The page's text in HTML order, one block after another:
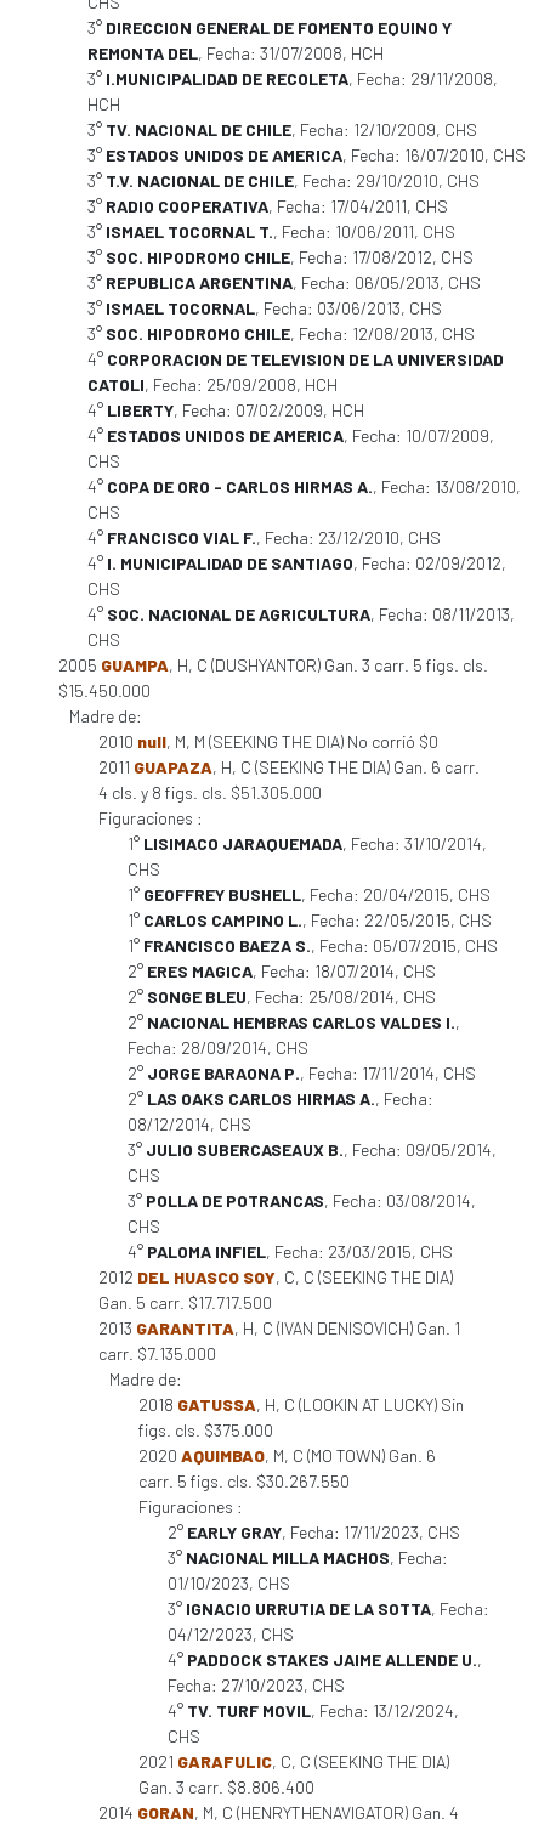
3° DIRECCION GENERAL DE FOMENTO EQUINO Y
REMONTA DEL, Fecha: 31/07/2008, HCH
3° I.MUNICIPALIDAD DE RECOLETA, Fecha: 29/11/2008,
HCH
3° TV. NACIONAL DE CHILE, Fecha: 12/10/2009, CHS
3° ESTADOS UNIDOS DE AMERICA, Fecha: 16/07/2010, CHS
3° T.V. NACIONAL DE CHILE, Fecha: 29/10/2010, CHS
3° RADIO COOPERATIVA, Fecha: 17/04/2011, CHS
3° ISMAEL TOCORNAL T., Fecha: 10/06/2011, CHS
3° SOC. HIPODROMO CHILE, Fecha: 17/08/2012, CHS
3° REPUBLICA ARGENTINA, Fecha: 06/05/2013, CHS
3° ISMAEL TOCORNAL, Fecha: 03/06/2013, CHS
3° SOC. HIPODROMO CHILE, Fecha: 12/08/2013, CHS
4° CORPORACION DE TELEVISION DE LA UNIVERSIDAD
CATOLI, Fecha: 25/09/2008, HCH
4° LIBERTY, Fecha: 07/02/2009, HCH
4° ESTADOS UNIDOS DE AMERICA, Fecha: 10/07/2009,
CHS
4° COPA DE ORO - CARLOS HIRMAS A., Fecha: 13/08/2010,
CHS
4° FRANCISCO VIAL F., Fecha: 23/12/2010, CHS
4° I. MUNICIPALIDAD DE SANTIAGO, Fecha: 02/09/2012,
CHS
4° SOC. NACIONAL DE AGRICULTURA, Fecha: 08/11/2013,
CHS
2005 GUAMPA, H, C (DUSHYANTOR) Gan. 3 carr. 5 figs. cls.
$15.450.000
Madre de:
2010 null, M, M (SEEKING THE DIA) No corrió $0
2011 GUAPAZA, H, C (SEEKING THE DIA) Gan. 6 carr.
4 cls. y 8 figs. cls. $51.305.000
Figuraciones :
1° LISIMACO JARAQUEMADA, Fecha: 31/10/2014,
CHS
1° GEOFFREY BUSHELL, Fecha: 20/04/2015, CHS
1° CARLOS CAMPINO L., Fecha: 22/05/2015, CHS
1° FRANCISCO BAEZA S., Fecha: 05/07/2015, CHS
2° ERES MAGICA, Fecha: 18/07/2014, CHS
2° SONGE BLEU, Fecha: 25/08/2014, CHS
2° NACIONAL HEMBRAS CARLOS VALDES I.,
Fecha: 28/09/2014, CHS
2° JORGE BARAONA P., Fecha: 17/11/2014, CHS
2° LAS OAKS CARLOS HIRMAS A., Fecha:
08/12/2014, CHS
3° JULIO SUBERCASEAUX B., Fecha: 09/05/2014,
CHS
3° POLLA DE POTRANCAS, Fecha: 03/08/2014,
CHS
4° PALOMA INFIEL, Fecha: 23/03/2015, CHS
2012 DEL HUASCO SOY, C, C (SEEKING THE DIA)
Gan. 5 carr. $17.717.500
2013 GARANTITA, H, C (IVAN DENISOVICH) Gan. 1
carr. $7.135.000
Madre de:
2018 GATUSSA, H, C (LOOKIN AT LUCKY) Sin
figs. cls. $375.000
2020 AQUIMBAO, M, C (MO TOWN) Gan. 6
carr. 5 figs. cls. $30.267.550
Figuraciones :
2° EARLY GRAY, Fecha: 17/11/2023, CHS
3° NACIONAL MILLA MACHOS, Fecha:
01/10/2023, CHS
3° IGNACIO URRUTIA DE LA SOTTA, Fecha:
04/12/2023, CHS
4° PADDOCK STAKES JAIME ALLENDE U.,
Fecha: 27/10/2023, CHS
4° TV. TURF MOVIL, Fecha: 13/12/2024,
CHS
2021 GARAFULIC, C, C (SEEKING THE DIA)
Gan. 3 carr. $8.806.400
2014 GORAN, M, C (HENRYTHENAVIGATOR) Gan. 4